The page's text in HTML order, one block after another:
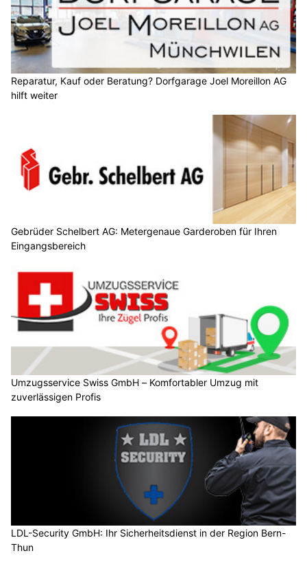
Reparatur, Kauf oder Beratung? Dorfgarage Joel Moreillon AG
hilft weiter
Gebrüder Schelbert AG: Metergenaue Garderoben für Ihren
Eingangsbereich
Umzugsservice Swiss GmbH – Komfortabler Umzug mit
zuverlässigen Profis
LDL-Security GmbH: Ihr Sicherheitsdienst in der Region Bern-
Thun